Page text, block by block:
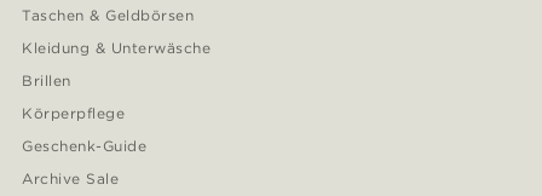
Taschen & Geldbörsen
Kleidung & Unterwäsche
Brillen
Körperpflege
Geschenk-Guide
Archive Sale